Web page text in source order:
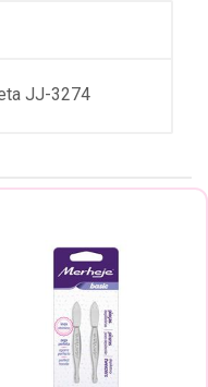
JJ-3274